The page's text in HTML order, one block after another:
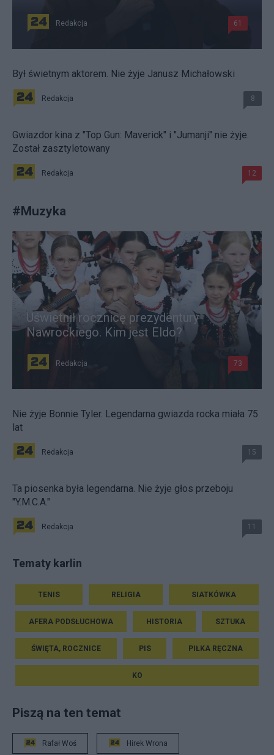
Redakcja 61
Był świetnym aktorem. Nie żyje Janusz Michałowski
Redakcja 8
Gwiazdor kina z "Top Gun: Maverick" i "Jumanji" nie żyje.
Został zasztyletowany
Redakcja 12
#Muzyka
Uświetnił rocznicę prezydentury
Nawrockiego. Kim jest Eldo?
Redakcja 73
Nie żyje Bonnie Tyler. Legendarna gwiazda rocka miała 75
lat
Redakcja 15
Ta piosenka była legendarna. Nie żyje głos przeboju
"Y.M.C.A."
Redakcja 11
Tematy karlin
TENIS RELIGIA SIATKÓWKA
AFERA PODSŁUCHOWA HISTORIA SZTUKA
ŚWIĘTA, ROCZNICE PIS PIŁKA RĘCZNA
KO
Piszą na ten temat
Rafał Woś Hirek Wrona